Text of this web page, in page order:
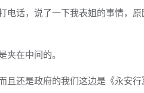
话，说了一下我表姐的事情，
在中间的。
还是政府的我们这边是《永安行